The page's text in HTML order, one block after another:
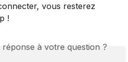
vous resterez
!
à votre question ?